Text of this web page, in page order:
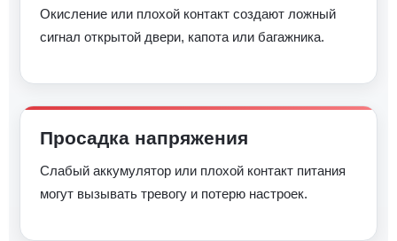
Окисление или плохой контакт создают ложный
сигнал открытой двери, капота или багажника.
Просадка напряжения
Слабый аккумулятор или плохой контакт питания
могут вызывать тревогу и потерю настроек.